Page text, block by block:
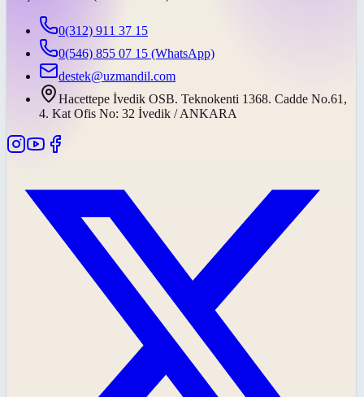
0(312) 911 37 15
0(546) 855 07 15 (WhatsApp)
destek@uzmandil.com
Hacettepe İvedik OSB. Teknokenti 1368. Cadde No.61,
4. Kat Ofis No: 32 İvedik / ANKARA